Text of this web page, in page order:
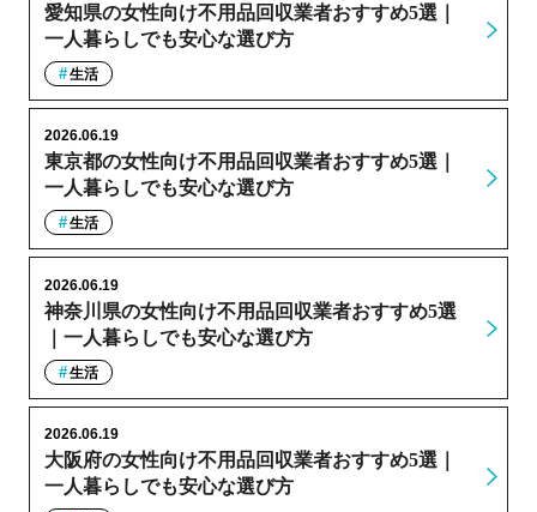
愛知県の女性向け不用品回収業者おすすめ5選｜
一人暮らしでも安心な選び方
生活
東京都の女性向け不用品回収業者おすすめ5選｜
一人暮らしでも安心な選び方
2026.06.19
生活
神奈川県の女性向け不用品回収業者おすすめ5選
｜一人暮らしでも安心な選び方
2026.06.19
生活
大阪府の女性向け不用品回収業者おすすめ5選｜
一人暮らしでも安心な選び方
2026.06.19